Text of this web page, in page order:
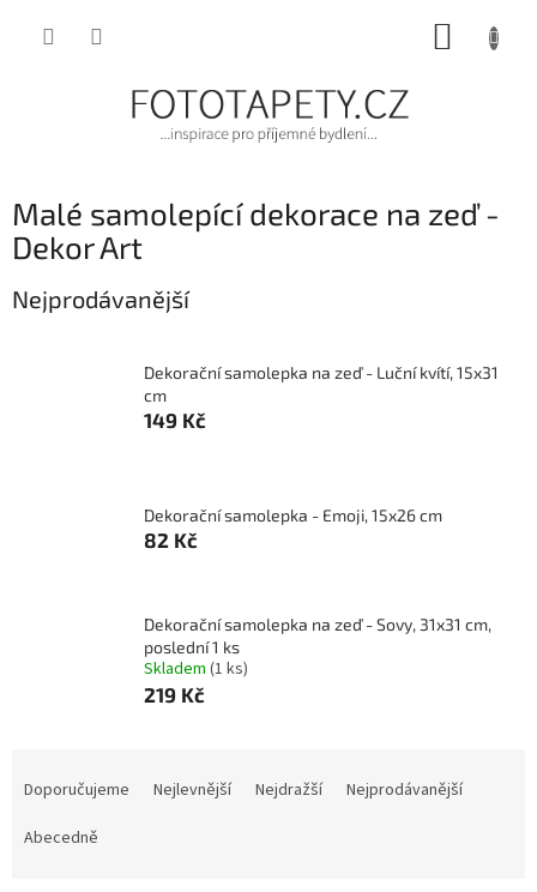
Malé samolepící dekorace na zeď -
Dekor Art
Nejprodávanější
Dekorační samolepka na zeď - Luční kvítí, 15x31
cm
149 Kč
Dekorační samolepka - Emoji, 15x26 cm
82 Kč
Dekorační samolepka na zeď - Sovy, 31x31 cm,
poslední 1 ks
Skladem (1 ks)
219 Kč
Doporučujeme Nejlevnější Nejdražší
Nejprodávanější
Abecedně